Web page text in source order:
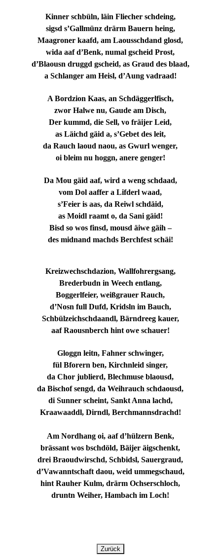
Kinner schbüln, läin Fliecher schdeing,
sigsd s’Gallmünz drärm Bauern heing,
Maagroner kaafd, am Laousschdand glosd,
wida aaf d’Benk, numal gscheid Prost,
d’Blaousn druggd gscheid, as Graud des blaad,
a Schlanger am Heisl, d’Aung vadraad!
A Bordzion Kaas, an Schdäggerlfisch,
zwor Halwe nu, Gaude am Disch,
Der kummd, die Sell, vo fräijer Leid,
as Läichd gäid a, s’Gebet des leit,
da Rauch laoud naou, as Gwurl wenger,
oi bleim nu hoggn, anere genger!
Da Mou gäid aaf, wird a weng schdaad,
vom Dol aaffer a Lifderl waad,
s’Feier is aas, da Reiwl schdäid,
as Moidl raamt o, da Sani gäid!
Bisd so wos finsd, mousd äiwe gäih –
des midnand machds Berchfest schäi!
Kreizwechschdazion, Wallfohrergsang,
Brederbudn in Weech entlang,
Boggerlfeier, weißgrauer Rauch,
d’Nosn full Dufd, Kridsln im Bauch,
Schbülzeichschdaandl, Bärndreeg kauer,
aaf Raousnberch hint owe schauer!
Gloggn leitn, Fahner schwinger,
fül Bforern ben, Kirchnleid singer,
da Chor jublierd, Blechmuse blaousd,
da Bischof sengd, da Weihrauch schdaousd,
di Sunner scheint, Sankt Anna lachd,
Kraawaaddl, Dirndl, Berchmannsdrachd!
Am Nordhang oi, aaf d’hülzern Benk,
brässant wos bschdöld, Bäijer äigschenkt,
drei Braoudwirschd, Schbidsl, Sauergraud,
d’Vawanntschaft daou, weid ummegschaud,
hint Rauher Kulm, drärm Ochserschloch,
druntn Weiher, Hambach im Loch!
Zurück